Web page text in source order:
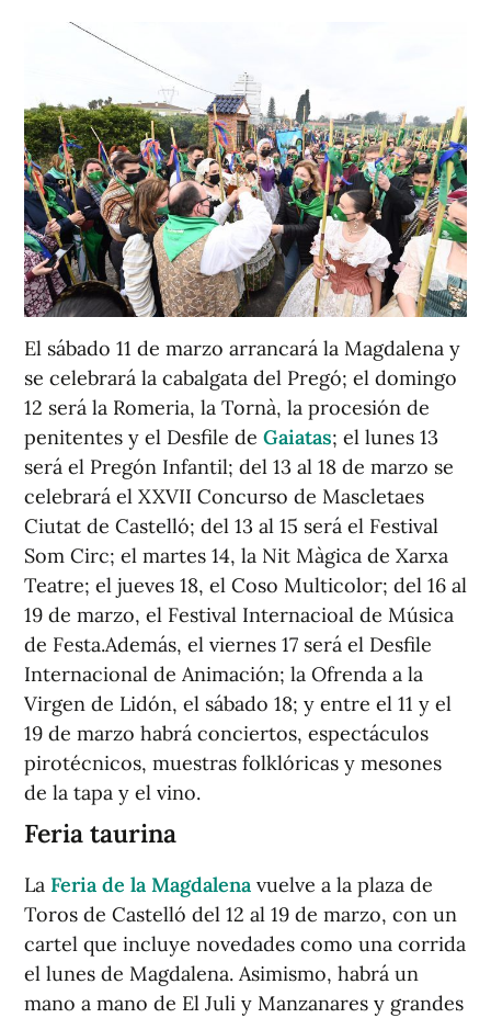
El sábado 11 de marzo arrancará la Magdalena y
se celebrará la cabalgata del Pregó; el domingo
12 será la Romeria, la Tornà, la procesión de
penitentes y el Desfile de Gaiatas; el lunes 13
será el Pregón Infantil; del 13 al 18 de marzo se
celebrará el XXVII Concurso de Mascletaes
Ciutat de Castelló; del 13 al 15 será el Festival
Som Circ; el martes 14, la Nit Màgica de Xarxa
Teatre; el jueves 18, el Coso Multicolor; del 16 al
19 de marzo, el Festival Internacioal de Música
de Festa.Además, el viernes 17 será el Desfile
Internacional de Animación; la Ofrenda a la
Virgen de Lidón, el sábado 18; y entre el 11 y el
19 de marzo habrá conciertos, espectáculos
pirotécnicos, muestras folklóricas y mesones
de la tapa y el vino.
Feria taurina
La Feria de la Magdalena vuelve a la plaza de
Toros de Castelló del 12 al 19 de marzo, con un
cartel que incluye novedades como una corrida
el lunes de Magdalena. Asimismo, habrá un
mano a mano de El Juli y Manzanares y grandes